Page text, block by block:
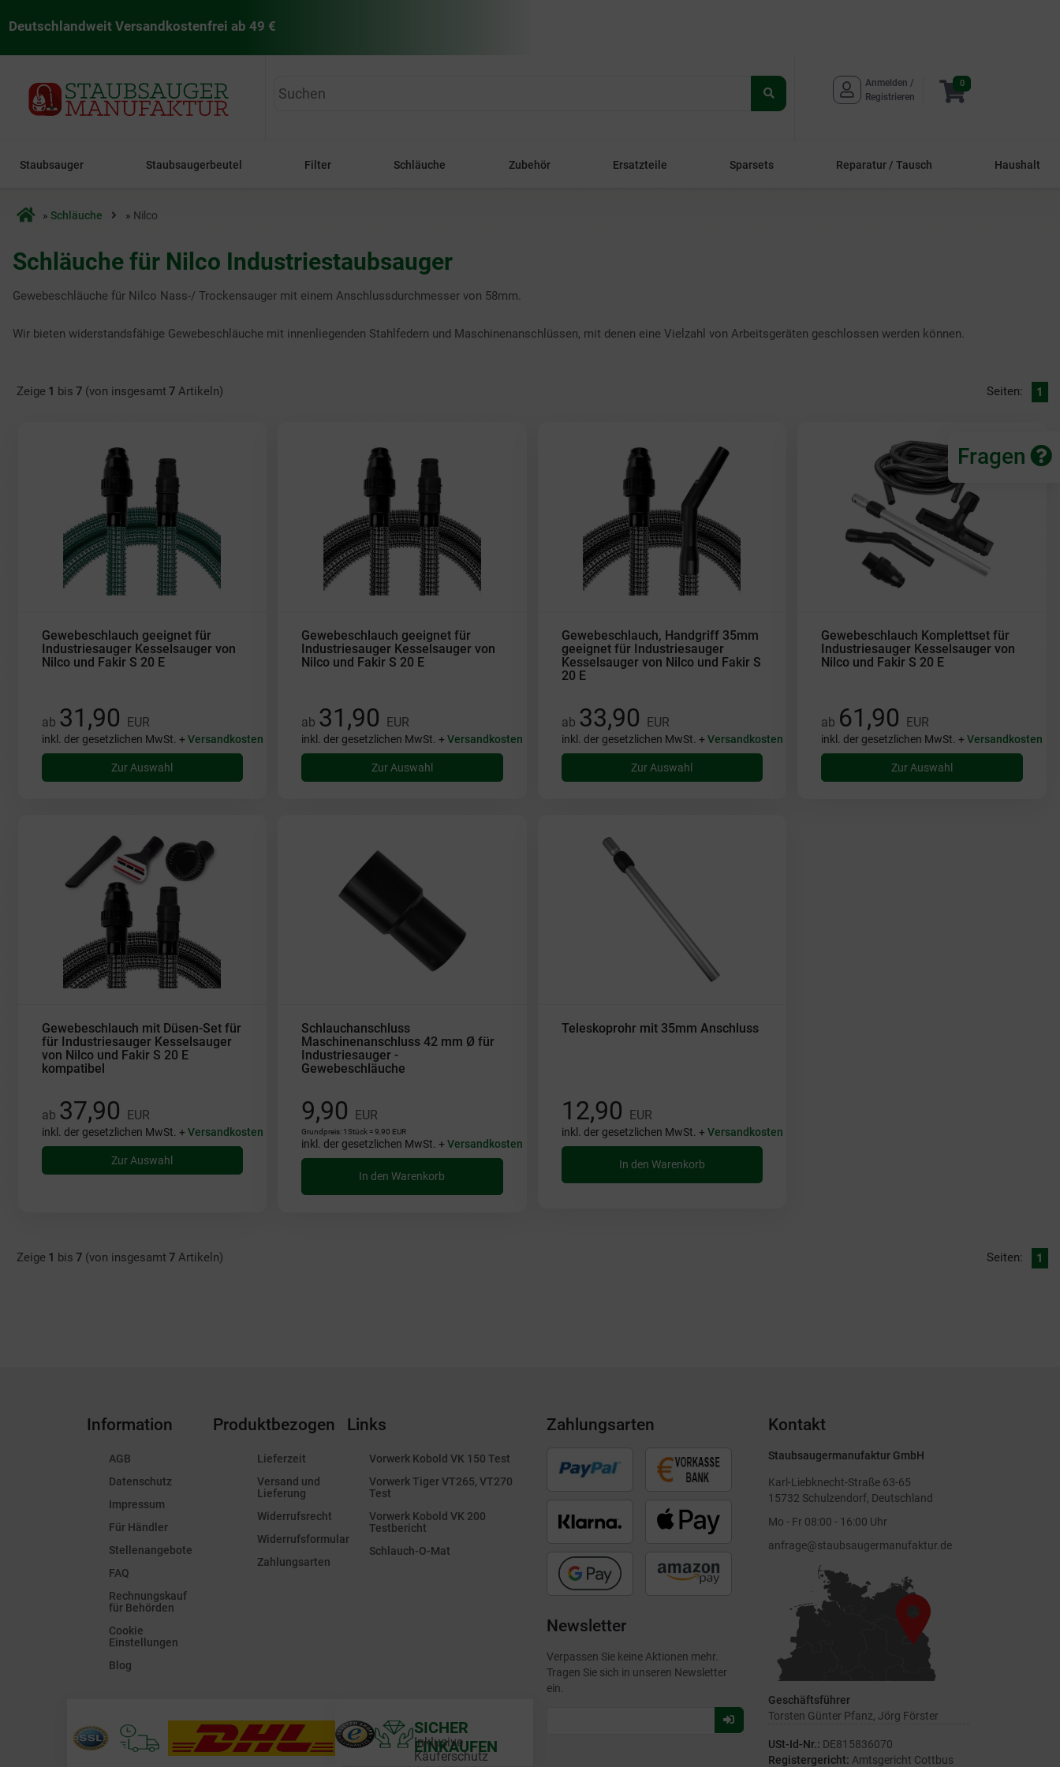
Deutschlandweit Versandkostenfrei ab 49 €
staubsaugermanufaktur
starten
Anmelden /
Registrieren
0
Staubsauger Staubsaugerbeutel Filter Schläuche Zubehör Ersatzteile Sparsets Reparatur / Tausch Haushalt
Startseite
» Schläuche » Nilco
Schläuche für Nilco Industriestaubsauger
Gewebeschläuche für Nilco Nass-/ Trockensauger mit einem Anschlussdurchmesser von 58mm.
Wir bieten widerstandsfähige Gewebeschläuche mit innenliegenden Stahlfedern und Maschinenanschlüssen, mit denen eine Vielzahl von Arbeitsgeräten geschlossen werden können.
Zeige 1 bis 7 (von insgesamt 7 Artikeln) Seiten: 1
Gewebeschlauch geeignet für
Industriesauger Kesselsauger von
Nilco und Fakir S 20 E
ab 31,90 EUR
inkl. der gesetzlichen MwSt. +Versandkosten
Zur Auswahl
Gewebeschlauch geeignet für
Industriesauger Kesselsauger von
Nilco und Fakir S 20 E
ab 31,90 EUR
inkl. der gesetzlichen MwSt. +Versandkosten
Zur Auswahl
Gewebeschlauch, Handgriff 35mm
geeignet für Industriesauger
Kesselsauger von Nilco und Fakir S
20 E
ab 33,90 EUR
inkl. der gesetzlichen MwSt. +Versandkosten
Zur Auswahl
Gewebeschlauch Komplettset für
Industriesauger Kesselsauger von
Nilco und Fakir S 20 E
ab 61,90 EUR
inkl. der gesetzlichen MwSt. +Versandkosten
Zur Auswahl
Gewebeschlauch mit Düsen-Set für
für Industriesauger Kesselsauger
von Nilco und Fakir S 20 E
kompatibel
ab 37,90 EUR
inkl. der gesetzlichen MwSt. +Versandkosten
Zur Auswahl
Schlauchanschluss
Maschinenanschluss 42 mm Ø für
Industriesauger -
Gewebeschläuche
9,90 EUR
Grundpreis: 1Stück = 9,90 EUR
inkl. der gesetzlichen MwSt. +Versandkosten
In den Warenkorb
Teleskoprohr mit 35mm Anschluss
12,90 EUR
inkl. der gesetzlichen MwSt. +Versandkosten
In den Warenkorb
Zeige 1 bis 7 (von insgesamt 7 Artikeln) Seiten: 1
Information
AGB
Datenschutz
Impressum
Für Händler
Stellenangebote
FAQ
Rechnungskauf
für Behörden
Cookie
Einstellungen
Blog
Produktbezogen
Lieferzeit
Versand und
Lieferung
Widerrufsrecht
Widerrufsformular
Zahlungsarten
Links
Vorwerk Kobold VK 150 Test
Vorwerk Tiger VT265, VT270
Test
Vorwerk Kobold VK 200
Testbericht
Schlauch-O-Mat
SICHER
EINKAUFEN
Inklusive
Käuferschutz
Zahlungsarten
Newsletter
Verpassen Sie keine Aktionen mehr.
Tragen Sie sich in unseren Newsletter
ein.
Für
Newsletter
anmelden
Kontakt
Staubsaugermanufaktur GmbH
Karl-Liebknecht-Straße 63-65
15732 Schulzendorf, Deutschland
Mo - Fr 08:00 - 16:00 Uhr
anfrage@staubsaugermanufaktur.de
Geschäftsführer
Torsten Günter Pfanz, Jörg Förster
USt-Id-Nr.: DE815836070
Registergericht: Amtsgericht Cottbus
Fragen